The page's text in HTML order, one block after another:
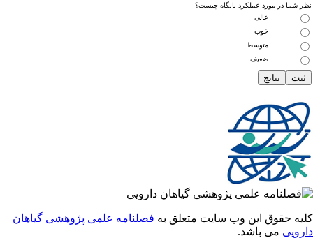
در مورد عملکرد پایگاه چیست؟
متوسط
ضعیف
حقوق این وب سایت متعلق بهفصلنامه علمی پژوهشی گیاهان
می باشد.